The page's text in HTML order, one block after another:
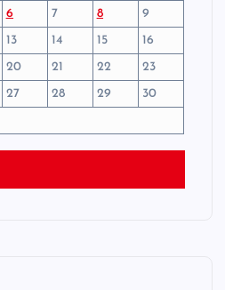
6 7 8
9
13 14 15
16
20 21 22
23
27 28 29
30